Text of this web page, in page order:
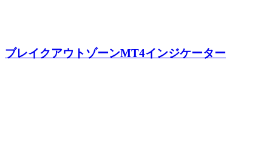
ブレイクアウトゾーンMT4インジケーター